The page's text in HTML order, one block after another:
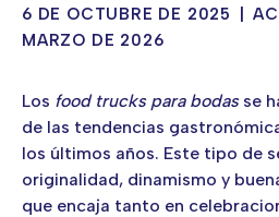
6 DE OCTUBRE DE 2025
MARZO DE 2026
Los food trucks para bodasse
de las tendencias
los últimos años. Este tipo de
originalidad, dinamismo y
que encaja tanto en